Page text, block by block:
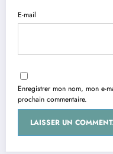
E-mail
Enregistrer mon nom, mon e-
prochain commentaire.